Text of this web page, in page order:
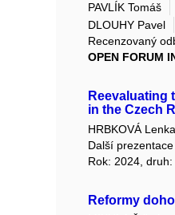
PAVLÍK Tomáš
DLOUHY Pavel
Recenzovaný
OPEN FORUM
Reevaluating
in the Czech
HRBKOVÁ Lenka
Další
Rok: 2024,
Reformy